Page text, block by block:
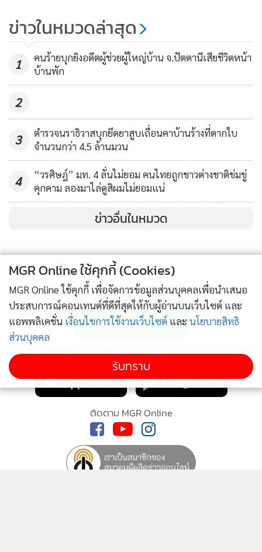
นายทวีวุฒิ ยังกล่าวอีกว่า เส้นทางสายบ้านควนเนียง-คูนายสังข์
พื้นที่หมู่ 3 ต.ทุ่งลุง ที่เชื่อมต่อกับอำเภอจะนะ และเจ้าหน้าที่ อส.
และกำนัน ผู้ใหญ่บ้านไปตั้งด่านตรวจ เป็นหนึ่งในเส้นทางสาย
ในระยะนี้ซึ่งมีการแจ้งเตือนให้เฝ้าระวังการก่อเหตุความไม่สงบใน
พื้นที่อำเภอหาดใหญ่ เพราะเหตุระเบิดที่ผ่านมา ถูกใช้เป็นเส้น
ทางในการเข้าออกก่อเหตุของคนร้าย รวมทั้งเป็นเส้นทางที่มักจะ
มีการลำเลียงยาเสพติด โดยเฉพาะใบกระท่อมจากชายแดน
สงขลาลง 3 จังหวัดชายแดนภาคใต้
หน้าที่คนร้ายพยายามหลบหนี เจ้าหน้าที่จึงต้องไล่ติดตามจับกุม
เพราะไม่มีใครรู้ว่าในรถจะมีใบกระท่อม หรือมีวัตถุต้องสงสัย
อะไรซุกซ่อนอยู่ และยืนยันว่า อส.ทำตามหน้าที่ และยุทธวิธี
ทั้งหมด ส่วนสาเหตุที่ทำให้มีผู้เสียชีวิตนั้นต้องรอผลการสอบสวน
1,382
เบรกไม่ทันขณะ จนท.ให้หยุด จึงชน
เข้ากับมือจนล้ม
ข่าวในหมวดล่าสุด
1
คนร้ายบุกยิงอดีตผู้ช่วยผู้ใหญ่บ้าน จ.ปัตตานีเสียชีวิตหน้า
บ้านพัก
2
3
ตำรวจนราธิวาสบุกยึดยาสูบเถื่อนคาบ้านร้างที่ตากใบ
จำนวนกว่า 4.5 ล้านมวน
4
“วรศิษฎ์” มท. 4 ลั่นไม่ยอม คนไทยถูกชาวต่างชาติข่มขู่
คุกคาม ลองมาไล่ดูสิผมไม่ยอมแน่
ข่าวอื่นในหมวด
ติดตามข่าวสารผ่านทาง LINE
MGR Online Application
ติดตาม MGR Online
MGR Online ใช้คุกกี้ (Cookies)
MGR Online ใช้คุกกี้ เพื่อจัดการข้อมูลส่วนบุคคลเพื่อนำเสนอ
ประสบการณ์คอนเทนต์ที่ดีที่สุดให้กับผู้อ่านบนเว็บไซต์ และ
แอพพลิเคชั่น เงื่อนไขการใช้งานเว็บไซต์ และ นโยบายสิทธิ
ส่วนบุคคล
รับทราบ